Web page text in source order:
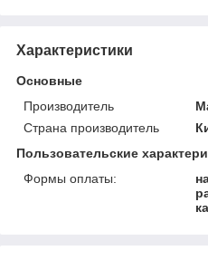
Характеристики
Основные
Производитель
Страна производитель
Пользовательские
Формы оплаты: